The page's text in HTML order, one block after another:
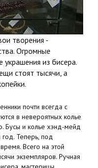
творения -
Огромные
из бисера.
стоят тысячи, а
почти всегда с
в невероятных колье
Бусы и колье хэнд-мейд
год. Теперь, под
Всего на этой
экземпляров. Ручная